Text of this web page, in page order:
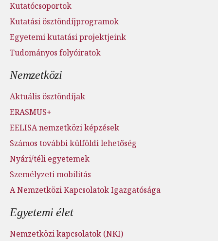
Kutatócsoportok
Kutatási ösztöndíjprogramok
Egyetemi kutatási projektjeink
Tudományos folyóiratok
Nemzetközi
Aktuális ösztöndíjak
ERASMUS+
EELISA nemzetközi képzések
Számos további külföldi lehetőség
Nyári/téli egyetemek
Személyzeti mobilitás
A Nemzetközi Kapcsolatok Igazgatósága
Egyetemi élet
Nemzetközi kapcsolatok (NKI)